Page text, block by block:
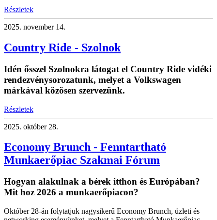
Részletek
2025. november 14.
Country Ride - Szolnok
Idén ősszel Szolnokra látogat el Country Ride vidéki
rendezvénysorozatunk, melyet a Volkswagen
márkával közösen szervezünk.
Részletek
2025. október 28.
Economy Brunch - Fenntartható
Munkaerőpiac Szakmai Fórum
Hogyan alakulnak a bérek itthon és Európában?
Mit hoz 2026 a munkaerőpiacon?
Október 28-án folytatjuk nagysikerű Economy Brunch, üzleti és